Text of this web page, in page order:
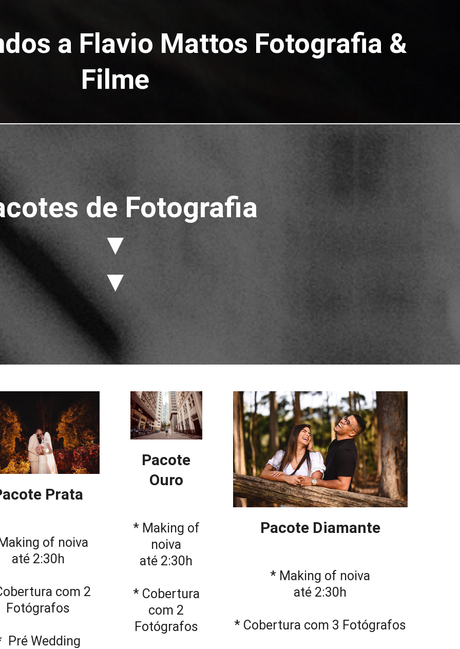
a Flavio Mattos Fotografia &
Filme
de Fotografia
▼
▼
Prata
of noiva
até 2:30h
com 2
Fotógrafos
Pré Wedding
Pacote
Ouro
* Making of
noiva
até 2:30h
* Cobertura
com 2
Fotógrafos
Pacote Diamante
* Making of noiva
até 2:30h
* Cobertura com 3 Fotógrafos